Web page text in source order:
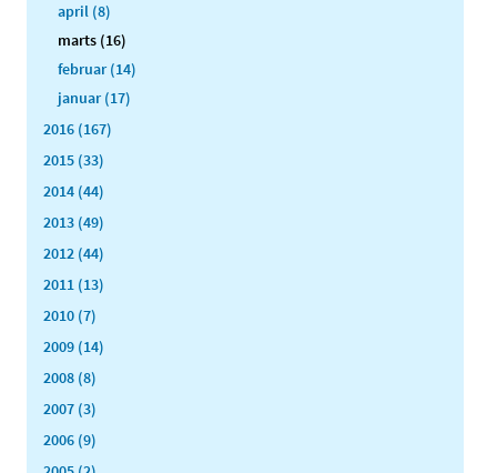
april (8)
marts (16)
februar (14)
januar (17)
2016 (167)
2015 (33)
2014 (44)
2013 (49)
2012 (44)
2011 (13)
2010 (7)
2009 (14)
2008 (8)
2007 (3)
2006 (9)